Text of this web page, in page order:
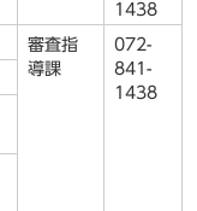
1438
審査指
導課
072-
841-
1438